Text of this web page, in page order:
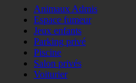
Animaux Admis
Espace fumeur
Jeux enfants
Parking privé
Piscine
Salon privés
Voiturier